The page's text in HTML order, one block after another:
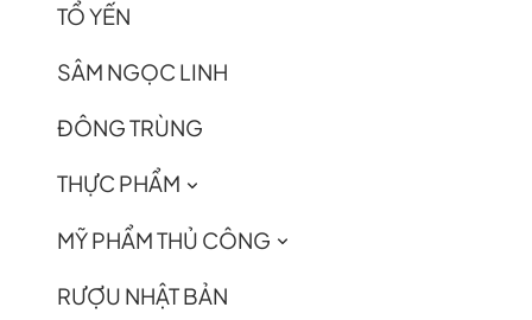
TỔ YẾN
SÂM NGỌC LINH
ĐÔNG TRÙNG
THỰC PHẨM
MỸ PHẨM THỦ CÔNG
RƯỢU NHẬT BẢN